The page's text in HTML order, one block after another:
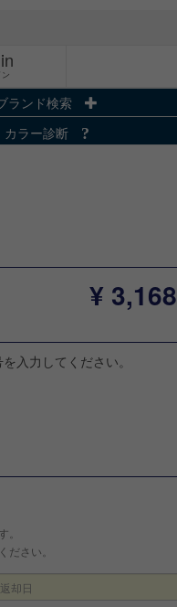
ランド検索
カラー診断
¥ 3,168
入力してください。
ださい。